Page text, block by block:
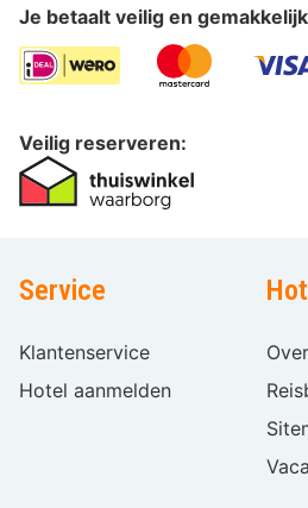
Je betaalt veilig en
Veilig reserveren:
Service
Klantenservice
Hotel aanmelden